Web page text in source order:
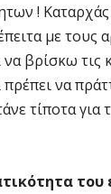
!
με
βρίσκω τις
να
τίποτα για